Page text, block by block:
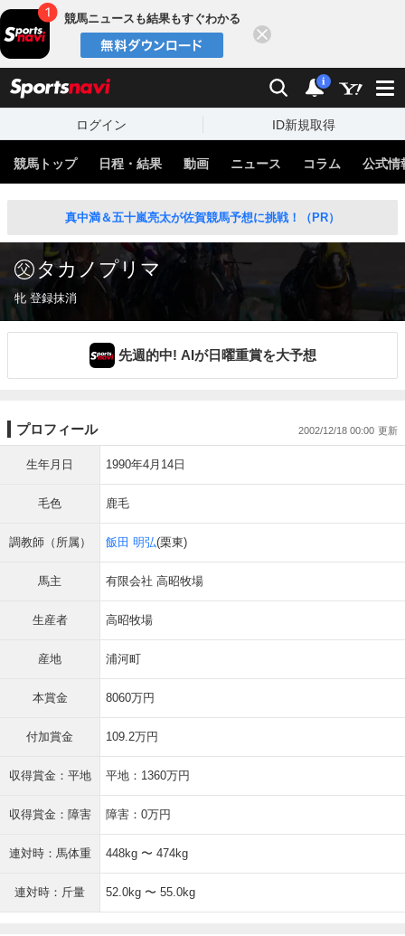
競馬ニュースも結果もすぐわかる
検索 通知
i
ログイン ID新規取得
競馬トップ 日程・結果 動画 ニュース コラム 公式情
真中満＆五十嵐亮太が佐賀競馬予想に挑戦！（PR）
タカノプリマ
牝 登録抹消
先週的中! AIが日曜重賞を大予想
プロフィール 2002/12/18 00:00
生年月日 1990年4月14日
毛色 鹿毛
調教師（所属） 飯田 明弘(栗東)
馬主 有限会社 高昭牧場
生産者 高昭牧場
産地 浦河町
本賞金 8060万円
付加賞金 109.2万円
収得賞金：平地 平地：1360万円
収得賞金：障害 障害：0万円
連対時：馬体重 448kg 〜 474kg
連対時：斤量 52.0kg 〜 55.0kg